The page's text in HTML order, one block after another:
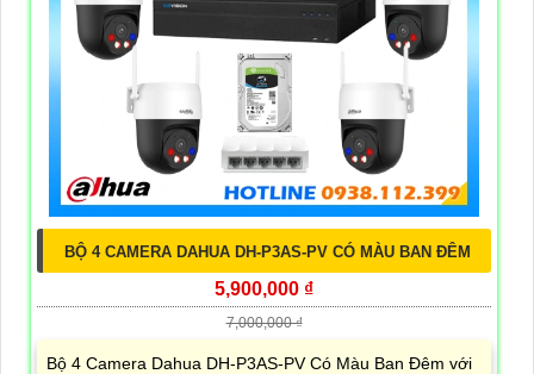
BỘ 4 CAMERA DAHUA DH-P3AS-PV CÓ MÀU BAN ĐÊM
5,900,000 ₫
7,000,000 ₫
Bộ 4 Camera Dahua DH-P3AS-PV Có Màu Ban Đêm với